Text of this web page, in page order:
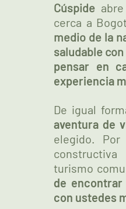
Cúspide
cerca a
medio de la
saludable
pensar en
experiencia
De igual
aventura de
elegido.
turismo
de
con ustedes